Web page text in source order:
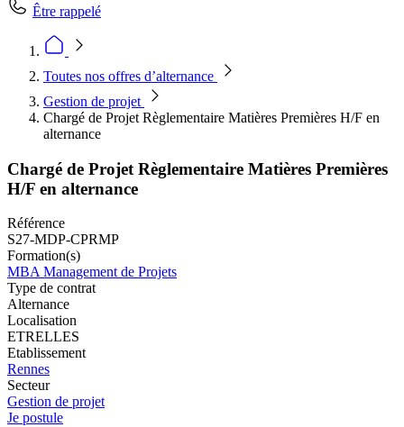
Être rappelé
Toutes nos offres d’alternance
Gestion de projet
Chargé de Projet Règlementaire Matières Premières H/F en
alternance
Chargé de Projet Règlementaire Matières Premières
H/F en alternance
Référence
S27-MDP-CPRMP
Formation(s)
MBA Management de Projets
Type de contrat
Alternance
Localisation
ETRELLES
Etablissement
Rennes
Secteur
Gestion de projet
Je postule